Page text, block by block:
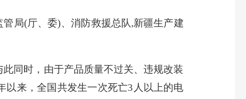
管局(厅、委)、消防救援总队,新疆生产建
此同时，由于产品质量不过关、违规改装
以来，全国共发生一次死亡3 人以上的电